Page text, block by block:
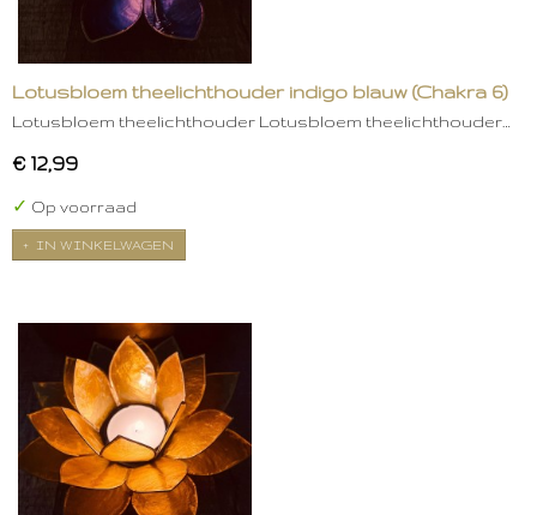
Lotusbloem theelichthouder indigo blauw (Chakra 6)
Lotusbloem theelichthouder Lotusbloem theelichthouder…
€ 12,99
✓ Op voorraad
IN WINKELWAGEN